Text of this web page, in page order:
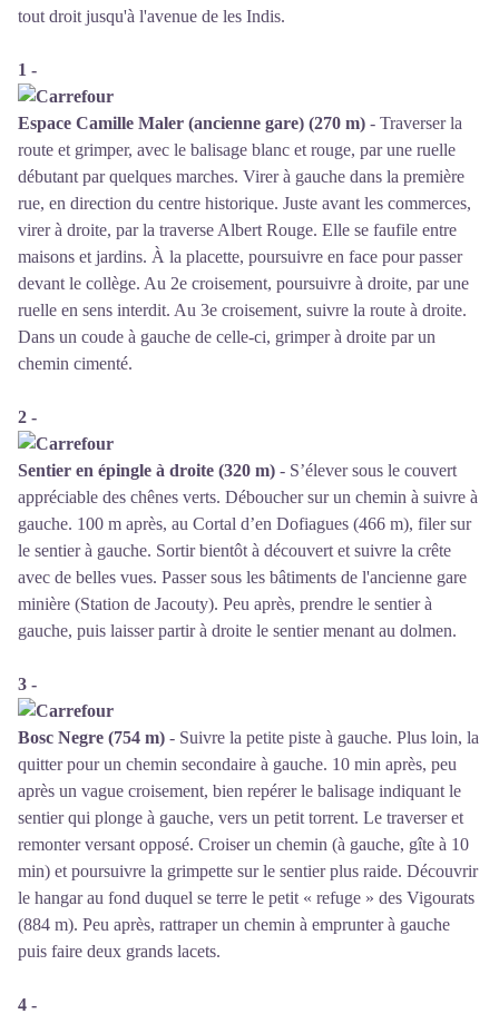
tout droit jusqu'à l'avenue de les Indis.
1 -
Espace Camille Maler (ancienne gare) (270 m) - Traverser la
route et grimper, avec le balisage blanc et rouge, par une ruelle
débutant par quelques marches. Virer à gauche dans la première
rue, en direction du centre historique. Juste avant les commerces,
virer à droite, par la traverse Albert Rouge. Elle se faufile entre
maisons et jardins. À la placette, poursuivre en face pour passer
devant le collège. Au 2e croisement, poursuivre à droite, par une
ruelle en sens interdit. Au 3e croisement, suivre la route à droite.
Dans un coude à gauche de celle-ci, grimper à droite par un
chemin cimenté.
2 -
Sentier en épingle à droite (320 m) - S’élever sous le couvert
appréciable des chênes verts. Déboucher sur un chemin à suivre à
gauche. 100 m après, au Cortal d’en Dofiagues (466 m), filer sur
le sentier à gauche. Sortir bientôt à découvert et suivre la crête
avec de belles vues. Passer sous les bâtiments de l'ancienne gare
minière (Station de Jacouty). Peu après, prendre le sentier à
gauche, puis laisser partir à droite le sentier menant au dolmen.
3 -
Bosc Negre (754 m) - Suivre la petite piste à gauche. Plus loin, la
quitter pour un chemin secondaire à gauche. 10 min après, peu
après un vague croisement, bien repérer le balisage indiquant le
sentier qui plonge à gauche, vers un petit torrent. Le traverser et
remonter versant opposé. Croiser un chemin (à gauche, gîte à 10
min) et poursuivre la grimpette sur le sentier plus raide. Découvrir
le hangar au fond duquel se terre le petit « refuge » des Vigourats
(884 m). Peu après, rattraper un chemin à emprunter à gauche
puis faire deux grands lacets.
4 -